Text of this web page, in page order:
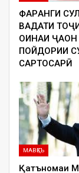
ФАРҲАНГИ
ВАҲДАТИ
ОИНАИ ҶАҲОН
ПОЙДОРИИ
САРТОСАРӢ
МАВҚЕЪ
Қатъномаи